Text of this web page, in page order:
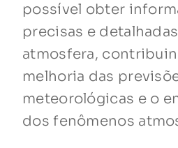
possível obter
precisas e
atmosfera,
melhoria das
meteorológicas e o
dos fenômenos